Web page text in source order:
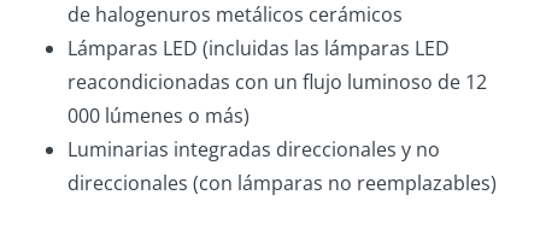
de halogenuros metálicos cerámicos
Lámparas LED (incluidas las lámparas LED
reacondicionadas con un flujo luminoso de 12
000 lúmenes o más)
Luminarias integradas direccionales y no
direccionales (con lámparas no reemplazables)